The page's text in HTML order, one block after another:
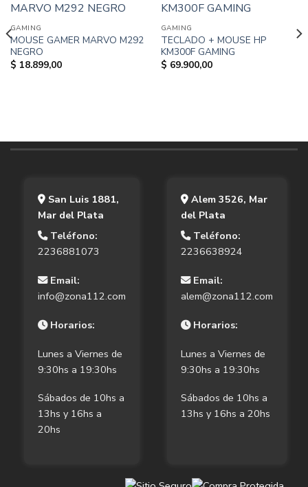
GAMING
MOUSE GAMER MARVO M292
NEGRO
$ 18.899,00
GAMING
TECLADO + MOUSE HP
KM300F GAMING
$ 69.900,00
San Luis 1881,
Mar del Plata
Teléfono:
2236881073
Email:
info@zona112.com
Horarios:
Lunes a Viernes de
9:30hs a 19:30hs
Sábados de 10hs a
13hs y 16hs a
20hs
Alem 3526, Mar
del Plata
Teléfono:
2236638924
Email:
alem@zona112.com
Horarios:
Lunes a Viernes de
9:30hs a 19:30hs
Sábados de 10hs a
13hs y 16hs a 20hs